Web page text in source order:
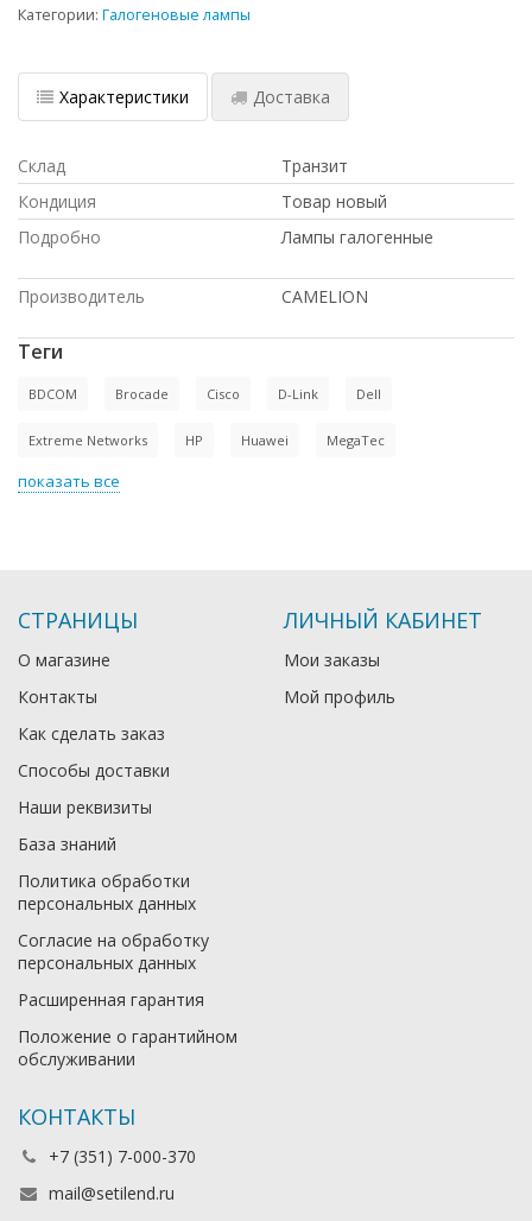
Категории: Галогеновые лампы
Характеристики Доставка
Склад
Транзит
Кондиция
Товар новый
Подробно
Лампы галогенные
Производитель CAMELION
Теги
BDCOM Brocade Cisco D-Link Dell
Extreme Networks HP Huawei MegaTec
показать все
СТРАНИЦЫ
О магазине
Контакты
Как сделать заказ
Способы доставки
Наши реквизиты
База знаний
Политика обработки
персональных данных
Согласие на обработку
персональных данных
Расширенная гарантия
Положение о гарантийном
обслуживании
ЛИЧНЫЙ КАБИНЕТ
Мои заказы
Мой профиль
КОНТАКТЫ
+7 (351) 7-000-370
mail@setilend.ru